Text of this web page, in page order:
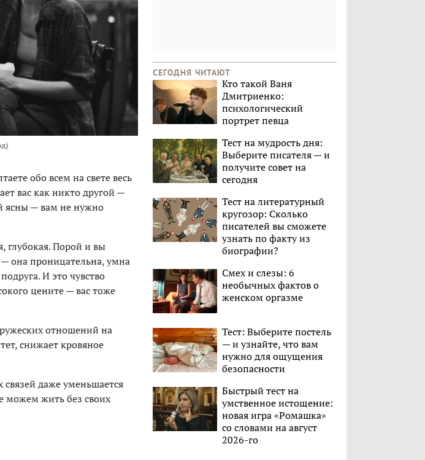
обо всем на свете весь
вас как никто другой —
ясны — вам не нужно
глубокая. Порой и вы
она проницательна, умна
И это чувство
цените — вас тоже
отношений на
снижает кровяное
даже уменьшается
можем жить без своих
СЕГОДНЯ ЧИТАЮТ
Кто такой Ваня
Дмитриенко:
психологический
портрет певца
Тест на мудрость дня:
Выберите писателя — и
получите совет на
сегодня
Тест на литературный
кругозор: Сколько
писателей вы сможете
узнать по факту из
биографии?
Смех и слезы: 6
необычных фактов о
женском оргазме
Тест: Выберите постель
— и узнайте, что вам
нужно для ощущения
безопасности
Быстрый тест на
умственное истощение:
новая игра «Ромашка»
со словами на август
2026-го